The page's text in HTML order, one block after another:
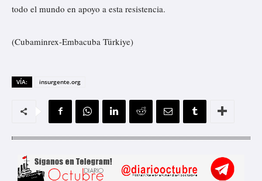
todo el mundo en apoyo a esta resistencia.
(Cubaminrex-Embacuba Türkiye)
VÍA: insurgente.org